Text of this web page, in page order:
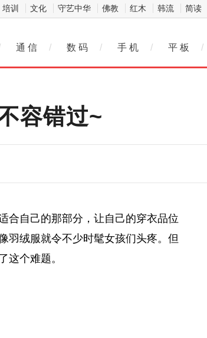
培训 文化 守艺中华 佛教 红木 韩流 简读
通 信 / 数 码 / 手 机 / 平 板 /
容错过~
合自己的那部分，让自己的穿衣品位
羽绒服就令不少时髦女孩们头疼。但
这个难题。